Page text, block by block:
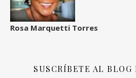
Rosa Marquetti Torres
SUSCRÍBETE AL BLOG